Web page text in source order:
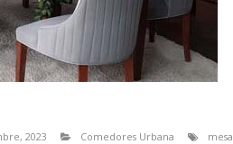
2023 Comedores Urbana mesa